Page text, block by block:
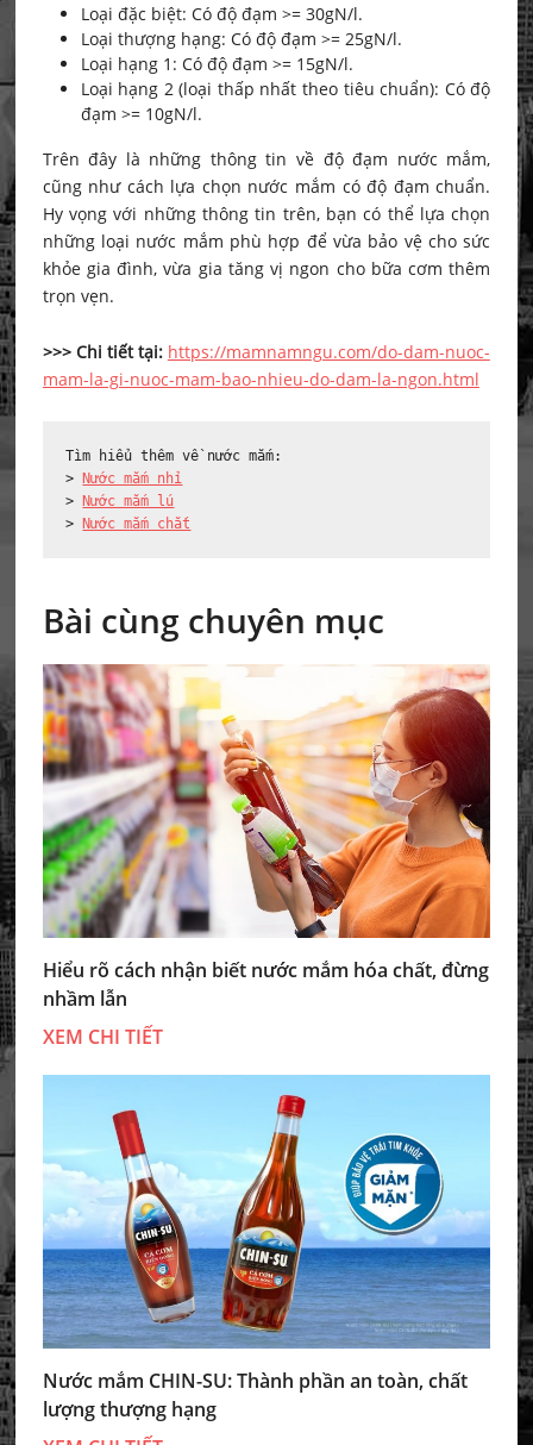
Loại đặc biệt: Có độ đạm >= 30gN/l.
Loại thượng hạng: Có độ đạm >= 25gN/l.
Loại hạng 1: Có độ đạm >= 15gN/l.
Loại hạng 2 (loại thấp nhất theo tiêu chuẩn): Có độ
đạm >= 10gN/l.
Trên đây là những thông tin về độ đạm nước mắm,
cũng như cách lựa chọn nước mắm có độ đạm chuẩn.
Hy vọng với những thông tin trên, bạn có thể lựa chọn
những loại nước mắm phù hợp để vừa bảo vệ cho sức
khỏe gia đình, vừa gia tăng vị ngon cho bữa cơm thêm
trọn vẹn.
>>> Chi tiết tại: https://mamnamngu.com/do-dam-nuoc-
mam-la-gi-nuoc-mam-bao-nhieu-do-dam-la-ngon.html
Tìm hiểu thêm về nước mắm:
> Nước mắm nhỉ
> Nước mắm lú
> Nước mắm chắt
Bài cùng chuyên mục
Hiểu rõ cách nhận biết nước mắm hóa chất, đừng
nhầm lẫn
XEM CHI TIẾT
Nước mắm CHIN-SU: Thành phần an toàn, chất
lượng thượng hạng